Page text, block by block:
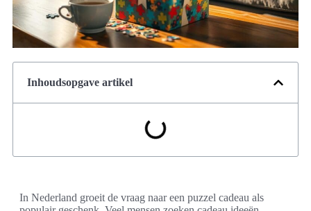
Inhoudsopgave artikel
In Nederland groeit de vraag naar een puzzel cadeau als